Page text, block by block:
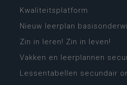
Kwaliteitsplatform
Nieuw leerplan
Zin in leren! Zin in leven!
Vakken en leerplannen
Lessentabellen secundair